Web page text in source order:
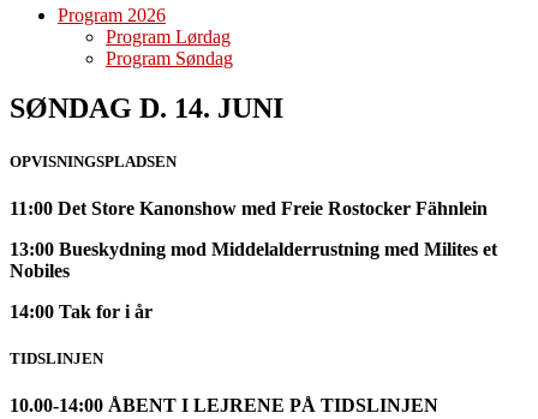
Program 2026
Program Lørdag
Program Søndag
SØNDAG D. 14. JUNI
OPVISNINGSPLADSEN
11:00 Det Store Kanonshow med Freie Rostocker Fähnlein
13:00 Bueskydning mod Middelalderrustning med Milites et
Nobiles
14:00 Tak for i år
TIDSLINJEN
10.00-14:00 ÅBENT I LEJRENE PÅ TIDSLINJEN